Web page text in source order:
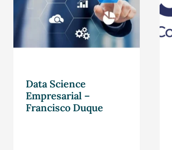
Data Science
Empresarial –
Francisco Duque